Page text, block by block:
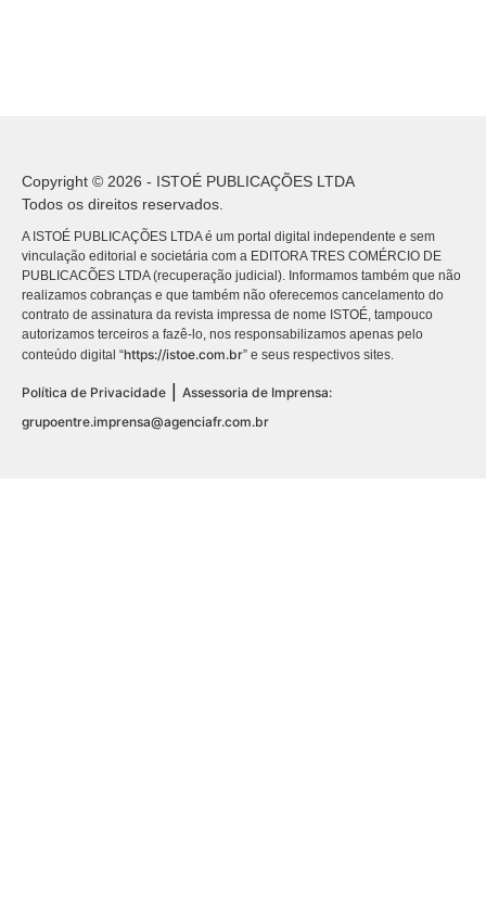
Copyright © 2026 - ISTOÉ PUBLICAÇÕES LTDA
Todos os direitos reservados.
A ISTOÉ PUBLICAÇÕES LTDA é um portal digital independente e sem
vinculação editorial e societária com a EDITORA TRES COMÉRCIO DE
PUBLICACÕES LTDA (recuperação judicial). Informamos também que não
realizamos cobranças e que também não oferecemos cancelamento do
contrato de assinatura da revista impressa de nome ISTOÉ, tampouco
autorizamos terceiros a fazê-lo, nos responsabilizamos apenas pelo
conteúdo digital “https://istoe.com.br” e seus respectivos sites.
Política de Privacidade | Assessoria de Imprensa:
grupoentre.imprensa@agenciafr.com.br